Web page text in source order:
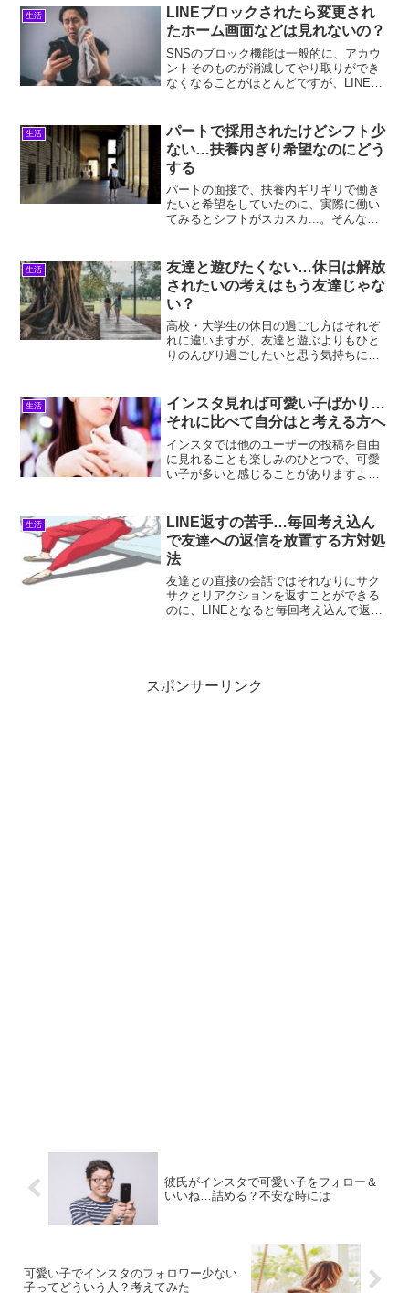
過ごしてきた人たちとの関わり方にも違
いが生まれるこ...
生活
LINEブロックされたら変更され
たホーム画面などは見れないの？
SNSのブロック機能は一般的に、アカウ
ントそのものが消滅してやり取りができ
なくなることがほとんどですが、LINEの
ん！ブロックされた！？今回は、「LINE
ブロックされた...
生活
パートで採用されたけどシフト少
ない…扶養内ぎり希望なのにどう
する
パートの面接で、扶養内ギリギリで働き
たいと希望をしていたのに、実際に働い
てみるとシフトがスカスカ...。そんな状
と、実際に働く条件に違いがあるのは決
してめずらしくはない...
生活
友達と遊びたくない…休日は解放
されたいの考えはもう友達じゃな
い？
高校・大学生の休日の過ごし方はそれぞ
れに違いますが、友達と遊ぶよりもひと
りのんびり過ごしたいと思う気持ちに、
と？」なんて悩みや不安を感じてしまっ
てはいませんか？浜見あ、圧が...
生活
インスタ見れば可愛い子ばかり…
それに比べて自分はと考える方へ
インスタでは他のユーザーの投稿を自由
に見れることも楽しみのひとつで、可愛
い子が多いと感じることがありますよ
て外見のコンプレックスを抱くこともあ
るのではないでしょうか？浜...
生活
LINE返すの苦手…毎回考え込ん
で友達への返信を放置する方対処
法
友達との直接の会話ではそれなりにサク
サクとリアクションを返すことができる
のに、LINEとなると毎回考え込んで返信
スポンサーリンク
彼氏がインスタで可愛い子をフォロー＆
いいね…詰める？不安な時には
可愛い子でインスタのフォロワー少ない
子ってどういう人？考えてみた